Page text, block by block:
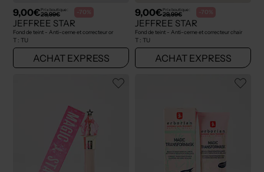
9,00€Prix boutique :
29,99€ -70%
JEFFREE STAR
Fond de teint - Anti-cerne et correcteur or
T : TU
ACHAT EXPRESS
9,00€Prix boutique :
29,99€ -70%
JEFFREE STAR
Fond de teint - Anti-cerne et correcteur chair
T : TU
ACHAT EXPRESS